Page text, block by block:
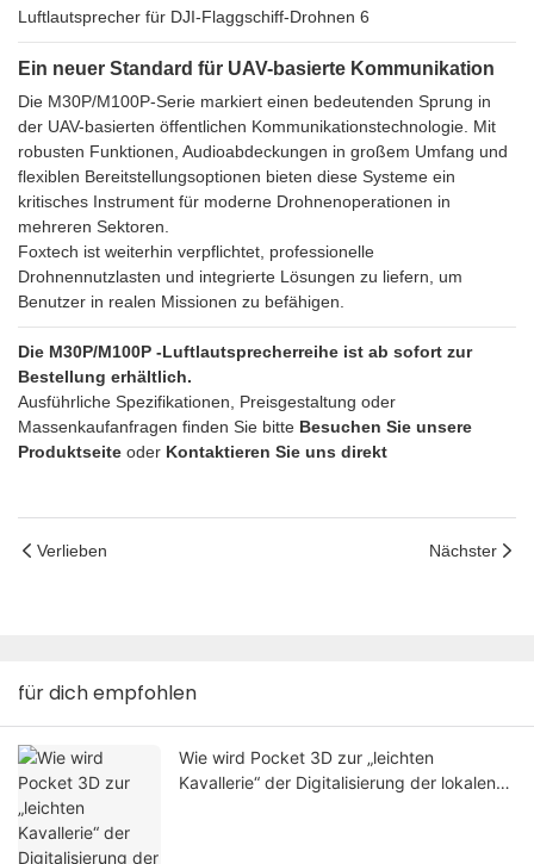
Ein neuer Standard für UAV-basierte Kommunikation
Die M30P/M100P-Serie markiert einen bedeutenden Sprung in
der UAV-basierten öffentlichen Kommunikationstechnologie. Mit
robusten Funktionen, Audioabdeckungen in großem Umfang und
flexiblen Bereitstellungsoptionen bieten diese Systeme ein
kritisches Instrument für moderne Drohnenoperationen in
mehreren Sektoren.
Foxtech ist weiterhin verpflichtet, professionelle
Drohnennutzlasten und integrierte Lösungen zu liefern, um
Benutzer in realen Missionen zu befähigen.
Die M30P/M100P -Luftlautsprecherreihe ist ab sofort zur
Bestellung erhältlich.
Ausführliche Spezifikationen, Preisgestaltung oder
Massenkaufanfragen finden Sie bitte Besuchen Sie unsere
Produktseite oder Kontaktieren Sie uns direkt
Verlieben Nächster
für dich empfohlen
Wie wird Pocket 3D zur „leichten
Kavallerie“ der Digitalisierung der lokalen